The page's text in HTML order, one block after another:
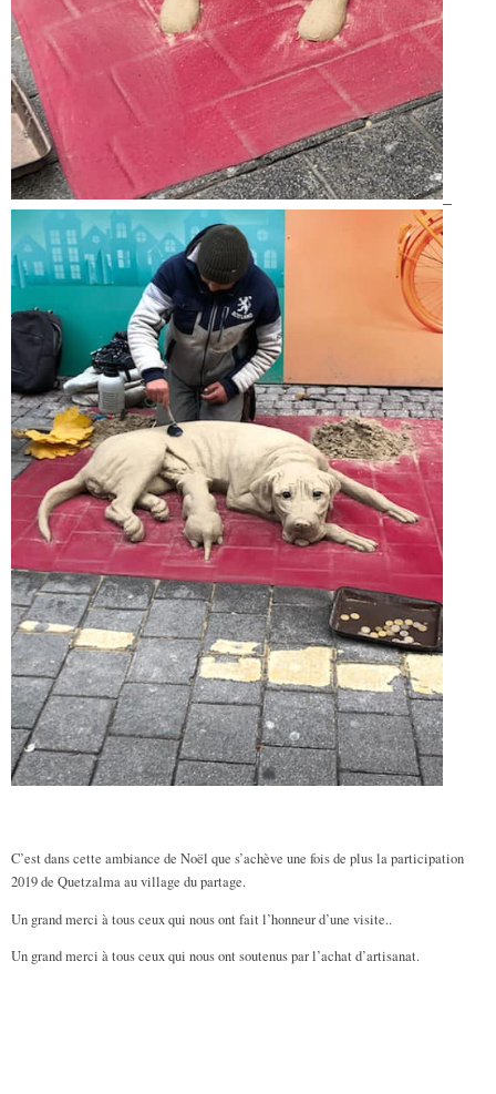
C’estdans cette ambiance de Noël que s’achève une fois de plus la participation
2019 de Quetzalma au village du partage.
Un grand merci à tous ceux qui nous ont fait l’honneur d’une visite..
Un grand merci à tous ceux qui nous ont soutenus par l’achat d’artisanat.